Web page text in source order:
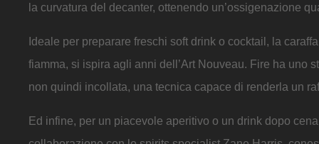
la curvatura del decanter, ottenendo un’ossigenazione
Ideale per preparare freschi soft drink o cocktail, la
fiamma, si ispira agli anni dell’Art Nouveau. Fire ha uno
non quindi incollata, una tecnica capace di renderla un
Ed infine, per un piacevole aperitivo o un drink dopo